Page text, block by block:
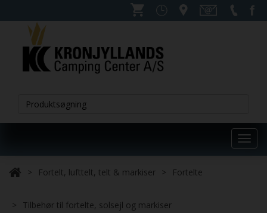
Fortelt, lufttelt, telt & markiser Fortelte
Tilbehør til fortelte, solsejl og markiser